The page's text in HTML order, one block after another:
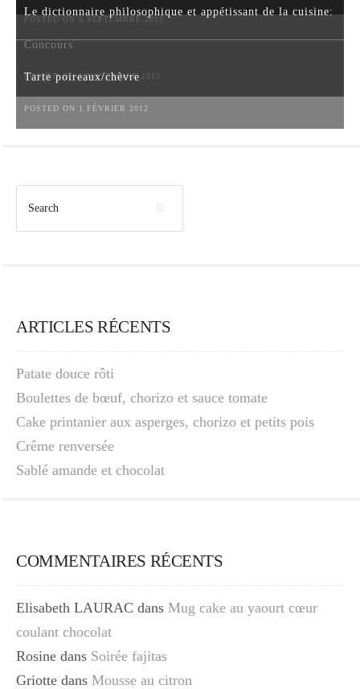
POSTED ON 5 SEPTEMBRE 2013
Le dictionnaire philosophique et appétissant de la cuisine:
Concours
POSTED ON 6 NOVEMBRE 2012
Tarte poireaux/chèvre
POSTED ON 1 FÉVRIER 2012
ARTICLES RÉCENTS
Patate douce rôti
Boulettes de bœuf, chorizo et sauce tomate
Cake printanier aux asperges, chorizo et petits pois
Crême renversée
Sablé amande et chocolat
COMMENTAIRES RÉCENTS
Elisabeth LAURAC dans Mug cake au yaourt cœur
coulant chocolat
Rosine dans Soirée fajitas
Griotte dans Mousse au citron